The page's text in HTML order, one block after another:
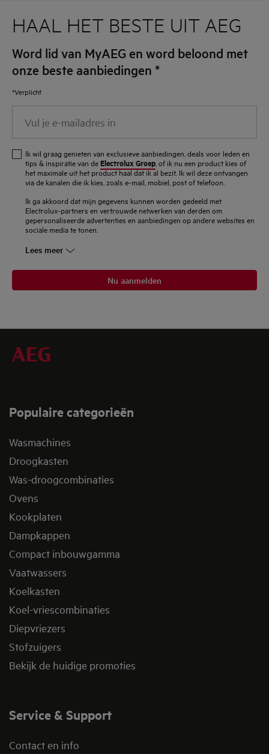
HAAL HET BESTE UIT AEG
Word lid van MyAEG en word beloond met
onze beste aanbiedingen *
*Verplicht
mailadres
Ik wil graag genieten van exclusieve aanbiedingen, deals voor leden en
tips & inspiratie van de Electrolux Groep , of ik nu een product kies of
het maximale uit het product haal dat ik al bezit. Ik wil deze ontvangen
via de kanalen die ik kies, zoals e-mail, mobiel, post of telefoon.
Ik ga akkoord dat mijn gegevens kunnen worden gedeeld met
Electrolux-partners en vertrouwde netwerken van derden om
gepersonaliseerde advertenties en aanbiedingen op andere websites en
sociale media te tonen.
Lees meer
Nu aanmelden
Populaire categorieën
Wasmachines
Droogkasten
Was-droogcombinaties
Ovens
Kookplaten
Dampkappen
Compact inbouwgamma
Vaatwassers
Koelkasten
Koel-vriescombinaties
Diepvriezers
Stofzuigers
Bekijk de huidige promoties
Service & Support
Contact en info